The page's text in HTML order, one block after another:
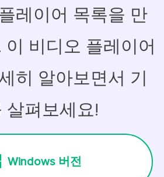
레이어 목록을 만
이 비디오 플레이어
히 알아보면서 기
살펴보세요!
Windows 버전